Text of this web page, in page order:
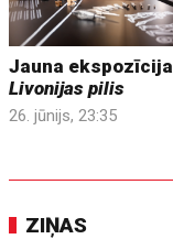
Jauna ekspozīcija
Livonijas pilis
26. jūnijs, 23:35
ZIŅAS